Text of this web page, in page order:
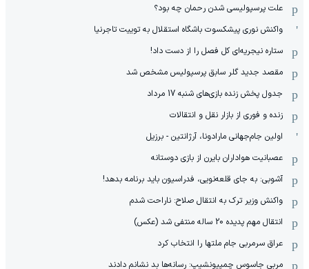
علت پرسپولیسی شدن رحمان چه بود؟
واکنش نوری پیشکسوت باشگاه استقلال به توییت تاجرنیا
ستاره نیجریه‌ای کل فصل را از دست داد!
مقصد جدید گلر سابق پرسپولیس مشخص شد
جدول پخش زنده بازی‌های شنبه 17 مرداد
زنده و فوری از بازار نقل و انتقالات
اولین جام‌جهانی مارادونا، آرژانتین - برزیل
عصبانیت هواداران بایرن از بازی دوستانه
آشوبی: به جای قلعه‌نویی، فدراسیون باید برنامه بدهد!
واکنش وزیر ترک به انتقال صلاح: ناراحت شدم
انتقال مهم پدیده 20 ساله منتفی شد (عکس)
عراق سرمربی جام ملتها را انتخاب کرد
مربی جاسوس چمپیونشیپ: رسانه‌ها بد نشانم دادند